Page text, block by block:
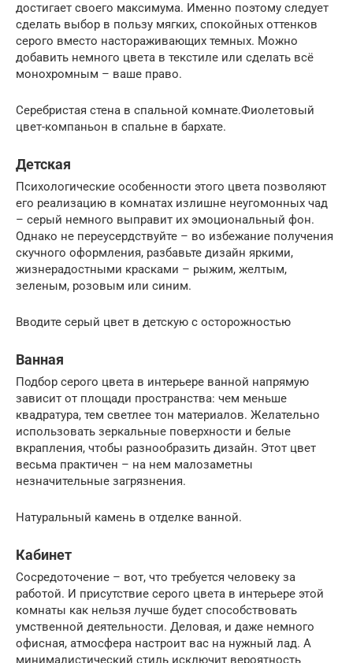
достигает своего максимума. Именно поэтому следует
сделать выбор в пользу мягких, спокойных оттенков
серого вместо настораживающих темных. Можно
добавить немного цвета в текстиле или сделать всё
монохромным – ваше право.
Серебристая стена в спальной комнате.Фиолетовый
цвет-компаньон в спальне в бархате.
Детская
Психологические особенности этого цвета позволяют
его реализацию в комнатах излишне неугомонных чад
– серый немного выправит их эмоциональный фон.
Однако не переусердствуйте – во избежание получения
скучного оформления, разбавьте дизайн яркими,
жизнерадостными красками – рыжим, желтым,
зеленым, розовым или синим.
Вводите серый цвет в детскую с осторожностью
Ванная
Подбор серого цвета в интерьере ванной напрямую
зависит от площади пространства: чем меньше
квадратура, тем светлее тон материалов. Желательно
использовать зеркальные поверхности и белые
вкрапления, чтобы разнообразить дизайн. Этот цвет
весьма практичен – на нем малозаметны
незначительные загрязнения.
Натуральный камень в отделке ванной.
Кабинет
Сосредоточение – вот, что требуется человеку за
работой. И присутствие серого цвета в интерьере этой
комнаты как нельзя лучше будет способствовать
умственной деятельности. Деловая, и даже немного
офисная, атмосфера настроит вас на нужный лад. А
минималистический стиль исключит вероятность